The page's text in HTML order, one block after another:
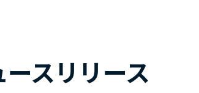
スリリース